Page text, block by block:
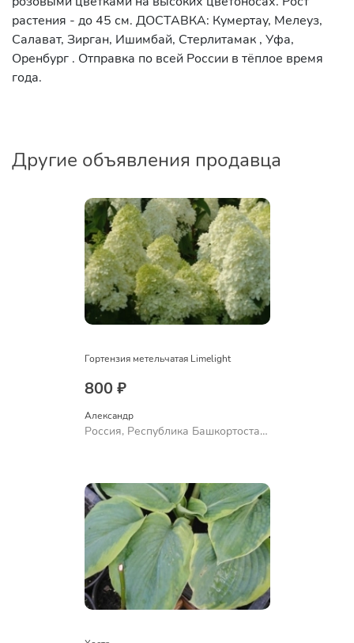
растения - до 45 см. ДОСТАВКА: Кумертау, Мелеуз,
Салават, Зирган, Ишимбай, Стерлитамак , Уфа,
Оренбург . Отправка по всей России в тёплое время
года.
Другие объявления продавца
Гортензия метельчатая Limelight
800 ₽
Александр
Россия, Республика Башкортостан,